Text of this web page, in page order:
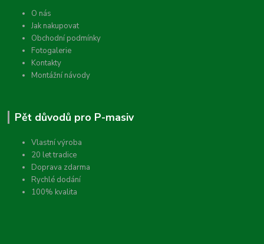
O nás
Jak nakupovat
Obchodní podmínky
Fotogalerie
Kontakty
Montážní návody
Pět důvodů pro P-masiv
Vlastní výroba
20 let tradice
Doprava zdarma
Rychlé dodání
100% kvalita